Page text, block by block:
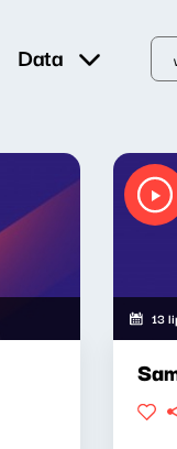
Data
13